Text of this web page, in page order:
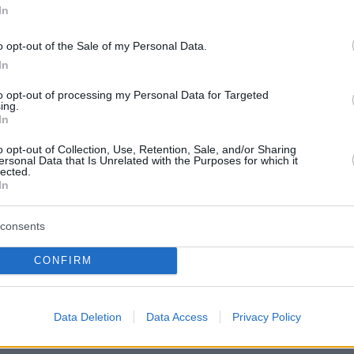
opt-out of the Sale of my Personal Data.
opt-out of processing my Personal Data for Targeted
opt-out of Collection, Use, Retention, Sale, and/or Sharing
Data that Is Unrelated with the Purposes for which it
CONFIRM
Data Deletion Data Access Privacy Policy
έγραφε η γυναίκα στην ανάρτησή της.
συγκεντρώσει μέχρι εχθές πάνω από
αντιδράσεις.
αμφισβήτησαν τους ισχυρισμούς της
το βίντεο καταγράφηκε από την κάμερα
σπιτιού της και μίλησαν για ξεκάθαρα
των σχολίων ωστόσο δεν αφορούσε
αυθεντικότητα του βίντεο αλλά στο
πλάσμα θυμίζει πολύ έντονα τον...
από τις ταινίες τουΧάρι Πότερ.